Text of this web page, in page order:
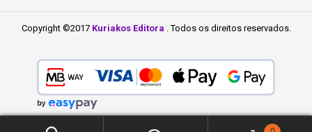
Copyright ©2017 Kuriakos Editora . Todos os direitos reservados.